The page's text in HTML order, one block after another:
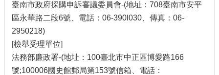
臺南市政府採購申訴審議委員會-(地址：708臺南市安平
區永華路二段6號、電話：06-390l030、傳真：06-
2950218)
[檢舉受理單位]
法務部廉政署-(地址：100臺北市中正區博愛路166
號;100006國史館郵局第153號信箱、電話：